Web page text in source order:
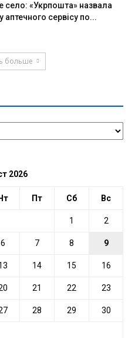
село: «Укрпошта» назвала
аптечного сервісу по...
больше
2026
Пт Сб Вс
1 2
6 7 8 9
14 15 16
21 22 23
28 29 30